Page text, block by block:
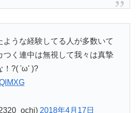
ような経験してる人が多数いて
つく連中は無視して我々は真摯
！?( 'ω' )?
2018年4月17日